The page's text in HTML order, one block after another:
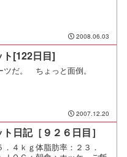
2008.06.03
ト[122日目]
ツだ。 ちょっと面倒。
2007.12.20
日記［９２６日目］
．４ｋｇ体脂肪率：２３．